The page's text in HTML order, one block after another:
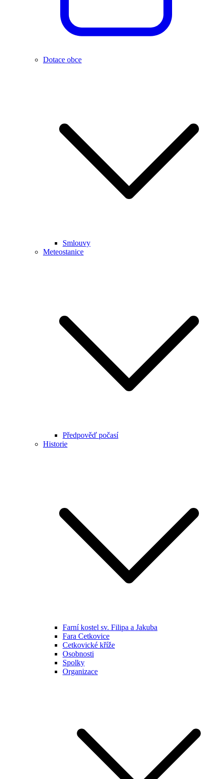
Dotace obce
Smlouvy
Meteostanice
Předpověď počasí
Historie
Farní kostel sv. Filipa a Jakuba
Fara Cetkovice
Cetkovické kříže
Osobnosti
Spolky
Organizace